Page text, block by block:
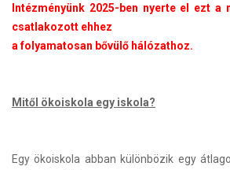
Intézményünk 2025-ben nyerte el ezt
csatlakozott ehhez
a folyamatosan bővülő hálózathoz.
Mitől ökoiskola egy iskola?
Egy ökoiskola abban különbözik egy